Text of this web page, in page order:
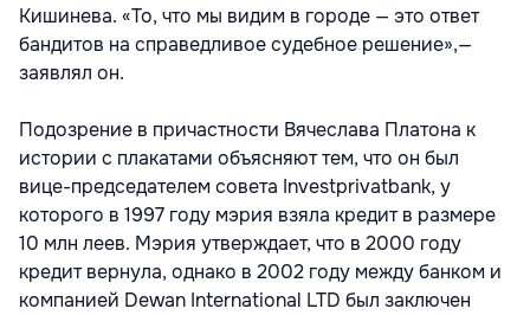
Кишинева. «То, что мы видим в городе — это ответ
бандитов на справедливое судебное решение»,—
заявлял он.
Подозрение в причастности Вячеслава Платона к
истории с плакатами объясняют тем, что он был
вице-председателем совета Investprivatbank, у
которого в 1997 году мэрия взяла кредит в размере
10 млн леев. Мэрия утверждает, что в 2000 году
кредит вернула, однако в 2002 году между банком и
компанией Dewan International LTD был заключен